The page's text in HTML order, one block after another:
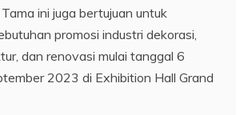
ini juga bertujuan untuk
promosi industri dekorasi,
dan renovasi mulai tanggal 6
2023 di Exhibition Hall Grand